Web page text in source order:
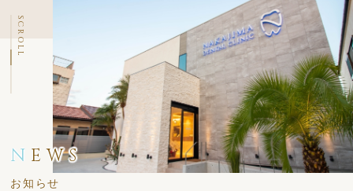
N EWS
お知らせ
SCROLL